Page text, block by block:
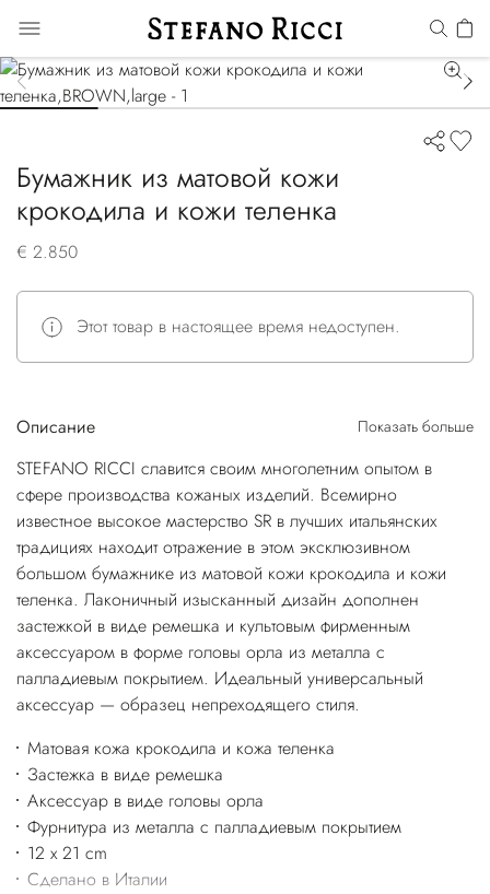
Бумажник из матовой кожи
крокодила и кожи теленка
€ 2.850
Этот товар в настоящее время недоступен.
Описание Показать больше
STEFANO RICCI славится своим многолетним опытом в
сфере производства кожаных изделий. Всемирно
известное высокое мастерство SR в лучших итальянских
традициях находит отражение в этом эксклюзивном
большом бумажнике из матовой кожи крокодила и кожи
теленка. Лаконичный изысканный дизайн дополнен
застежкой в виде ремешка и культовым фирменным
аксессуаром в форме головы орла из металла с
палладиевым покрытием. Идеальный универсальный
аксессуар — образец непреходящего стиля.
Матовая кожа крокодила и кожа теленка
Застежка в виде ремешка
Аксессуар в виде головы орла
Фурнитура из металла с палладиевым покрытием
12 x 21 cm
Сделано в Италии